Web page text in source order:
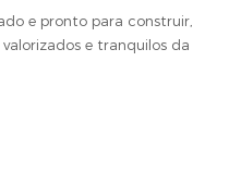
e pronto para construir,
e tranquilos da